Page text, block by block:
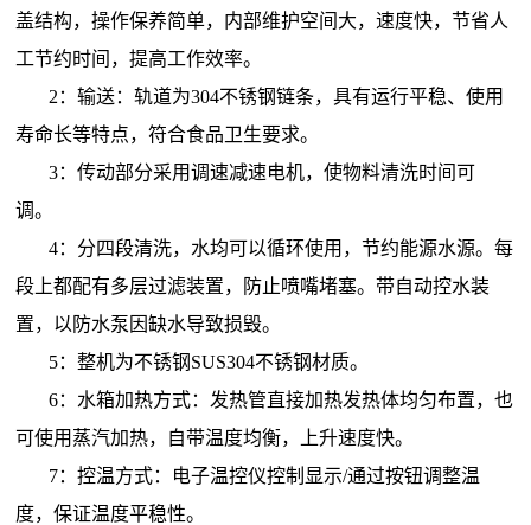
盖结构，操作保养简单，内部维护空间大，速度快，节省人
工节约时间，提高工作效率。
2：输送：轨道为304不锈钢链条，具有运行平稳、使用
寿命长等特点，符合食品卫生要求。
3：传动部分采用调速减速电机，使物料清洗时间可
调。
4：分四段清洗，水均可以循环使用，节约能源水源。每
段上都配有多层过滤装置，防止喷嘴堵塞。带自动控水装
置，以防水泵因缺水导致损毁。
5：整机为不锈钢SUS304不锈钢材质。
6：水箱加热方式：发热管直接加热发热体均匀布置，也
可使用蒸汽加热，自带温度均衡，上升速度快。
7：控温方式：电子温控仪控制显示/通过按钮调整温
度，保证温度平稳性。